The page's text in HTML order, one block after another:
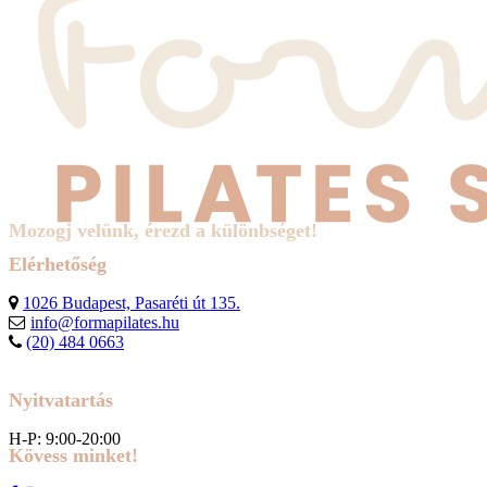
Mozogj velünk, érezd a különbséget!
Elérhetőség
1026 Budapest, Pasaréti út 135.
info@formapilates.hu
(20) 484 0663
Nyitvatartás
H-P: 9:00-20:00
Kövess minket!